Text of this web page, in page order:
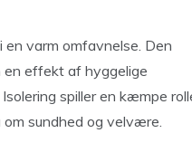
varm omfavnelse. Den
en effekt af hyggelige
spiller en kæmpe
om sundhed og velvære.